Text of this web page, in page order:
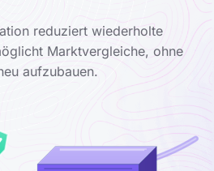
reduziert wiederholte
Marktvergleiche, ohne
aufzubauen.